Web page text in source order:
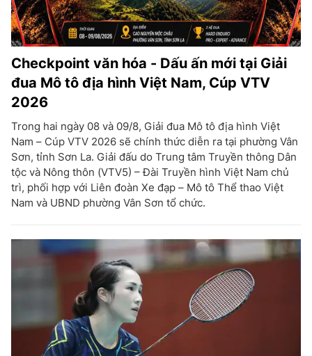
Checkpoint văn hóa - Dấu ấn mới tại Giải
đua Mô tô địa hình Việt Nam, Cúp VTV
2026
Trong hai ngày 08 và 09/8, Giải đua Mô tô địa hình Việt
Nam – Cúp VTV 2026 sẽ chính thức diễn ra tại phường Vân
Sơn, tỉnh Sơn La. Giải đấu do Trung tâm Truyền thông Dân
tộc và Nông thôn (VTV5) – Đài Truyền hình Việt Nam chủ
trì, phối hợp với Liên đoàn Xe đạp – Mô tô Thể thao Việt
Nam và UBND phường Vân Sơn tổ chức.